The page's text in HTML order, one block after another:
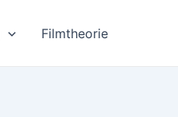
Filmtheorie